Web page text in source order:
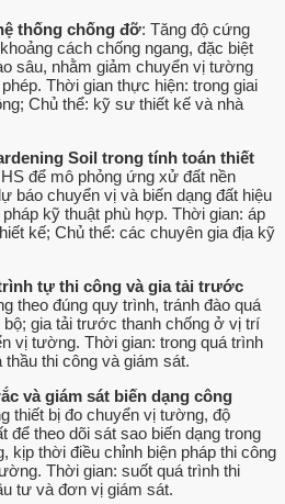
thống chống đỡ: Tăng độ cứng
cách chống ngang, đặc biệt
sâu, nhằm giảm chuyển vị tường
Thời gian thực hiện: trong giai
Chủ thể: kỹ sư thiết kế và nhà
Soil trong tính toán thiết
để mô phỏng ứng xử đất nền
báo chuyển vị và biến dạng đất hiệu
kỹ thuật phù hợp. Thời gian: áp
kế; Chủ thể: các chuyên gia địa kỹ
tự thi công và gia tải trước
theo đúng quy trình, tránh đào quá
bộ; gia tải trước thanh chống ở vị trí
vị tường. Thời gian: trong quá trình
thầu thi công và giám sát.
và giám sát biến dạng công
thiết bị đo chuyển vị tường, độ
để theo dõi sát sao biến dạng trong
kịp thời điều chỉnh biện pháp thi công
Thời gian: suốt quá trình thi
tư và đơn vị giám sát.